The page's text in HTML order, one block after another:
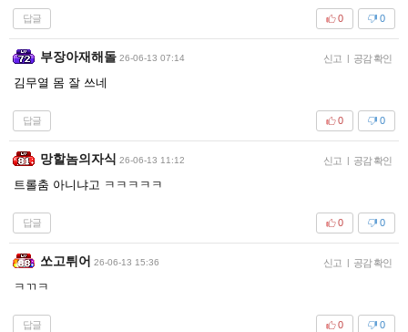
답글 0
0
부장아재해돌 26-06-13 07:14 신고 | 공감 확인
김무열 몸 잘 쓰네
답글 0
0
망할놈의자식 26-06-13 11:12 신고 | 공감 확인
트롤춤 아니냐고 ㅋㅋㅋㅋㅋ
답글 0
0
쏘고튀어 26-06-13 15:36 신고 | 공감 확인
ㅋㄲㅋ
답글 0
0